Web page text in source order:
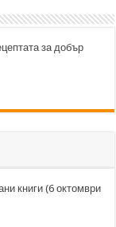
за добър
книги (6 октомври